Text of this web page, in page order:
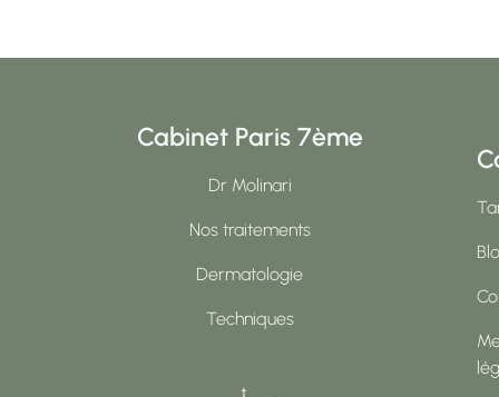
Cabinet Paris 7ème
Dr Molinari
Nos traitements
Dermatologie
Techniques